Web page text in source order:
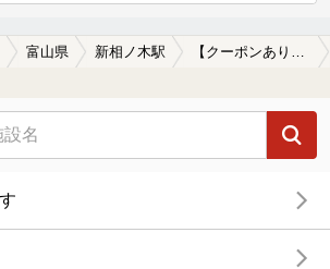
富山県 新相ノ木駅 【クーポンあり】新相ノ木駅近くの温泉宿・温泉旅館・ホテルおすすめ(2026年版)